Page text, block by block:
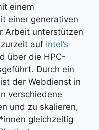
einem
einer generativen
Arbeit unterstützen
auf Intel’s
über die HPC-
Durch ein
der Webdienst in
verschiedene
und zu skalieren,
gleichzeitig